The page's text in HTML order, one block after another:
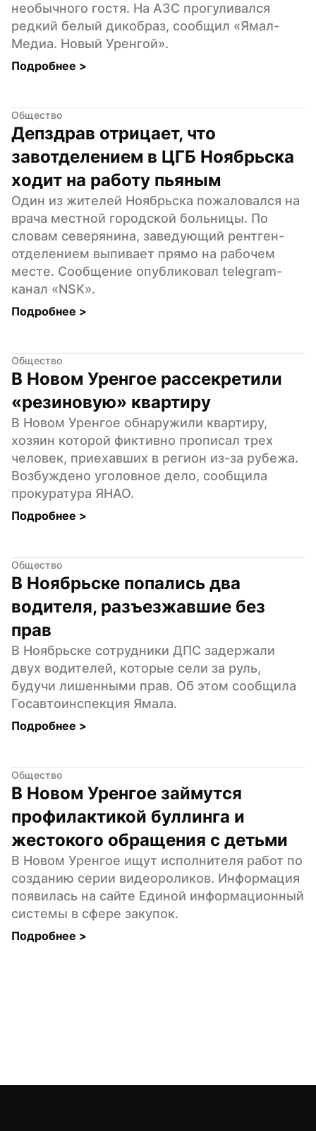
необычного гостя. На АЗС прогуливался
редкий белый дикобраз, сообщил «Ямал-
Медиа. Новый Уренгой».
Подробнее >
Общество
Депздрав отрицает, что
завотделением в ЦГБ Ноябрьска
ходит на работу пьяным
Один из жителей Ноябрьска пожаловался на
врача местной городской больницы. По
словам северянина, заведующий рентген-
отделением выпивает прямо на рабочем
месте. Сообщение опубликовал telegram-
канал «NSK».
Подробнее >
Общество
В Новом Уренгое рассекретили
«резиновую» квартиру
В Новом Уренгое обнаружили квартиру,
хозяин которой фиктивно прописал трех
человек, приехавших в регион из-за рубежа.
Возбуждено уголовное дело, сообщила
прокуратура ЯНАО.
Подробнее >
Общество
В Ноябрьске попались два
водителя, разъезжавшие без
прав
В Ноябрьске сотрудники ДПС задержали
двух водителей, которые сели за руль,
будучи лишенными прав. Об этом сообщила
Госавтоинспекция Ямала.
Подробнее >
Общество
В Новом Уренгое займутся
профилактикой буллинга и
жестокого обращения с детьми
В Новом Уренгое ищут исполнителя работ по
созданию серии видеороликов. Информация
появилась на сайте Единой информационный
системы в сфере закупок.
Подробнее >